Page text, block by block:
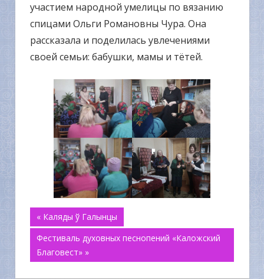
участием народной умелицы по вязанию
спицами Ольги Романовны Чура. Она
рассказала и поделилась увлечениями
своей семьи: бабушки, мамы и тётей.
Навигация
по
« Каляды ў Галынцы
Фестиваль духовных песнопений «Каложский
Благовест» »